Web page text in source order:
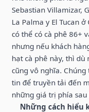
Sebastian Villamizar,
La Palma y El Tucan
có thể có cà phê 86+
nhưng nếu khách
hạt cà phê này, thì dù
cũng vô nghĩa.
tin để truyền tải đến
những giá trị phía sau
Những cách hiểu